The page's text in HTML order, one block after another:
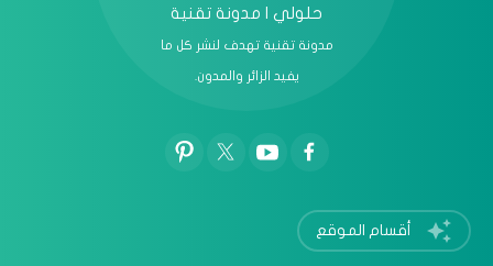
حلولي | مدونة تقنية
مدونة تقنية تهدف لنشر كل ما
يفيد الزائر والمدون.
أقسام الموقع